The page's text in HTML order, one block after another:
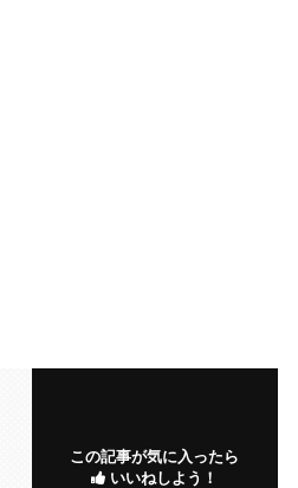
この記事が気に入ったら
いいねしよう！